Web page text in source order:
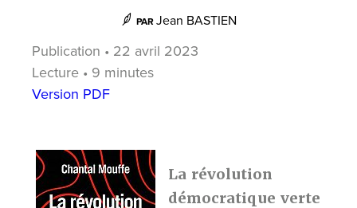
PAR Jean BASTIEN
Publication • 22 avril 2023
Lecture • 9 minutes
Version PDF
La révolution
démocratique verte